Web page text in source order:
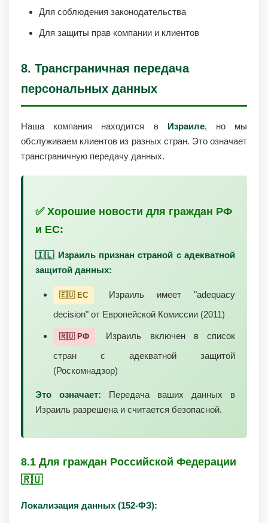
Для соблюдения законодательства
Для защиты прав компании и клиентов
8. Трансграничная передача
персональных данных
Наша компания находится в Израиле, но мы
обслуживаем клиентов из разных стран. Это означает
трансграничную передачу данных.
✅ Хорошие новости для граждан РФ
и ЕС:
🇮🇱 Израиль признан страной с адекватной
защитой данных:
🇪🇺 ЕС
Израиль имеет "adequacy
decision" от Европейской Комиссии (2011)
🇷🇺 РФ
Израиль включен в список
стран с адекватной защитой
(Роскомнадзор)
Это означает: Передача ваших данных в
Израиль разрешена и считается безопасной.
8.1 Для граждан Российской Федерации
🇷🇺
Локализация данных (152-ФЗ):